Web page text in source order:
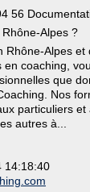
56
Alpes ?
Rhône-Alpes
en coaching,
que
Nos
particuliers
autres à...
14:18:40